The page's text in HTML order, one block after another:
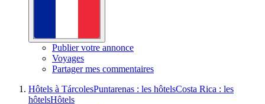
Publier votre annonce
Voyages
Partager mes commentaires
Hôtels à TárcolesPuntarenas : les hôtelsCosta Rica : les
hôtelsHôtels